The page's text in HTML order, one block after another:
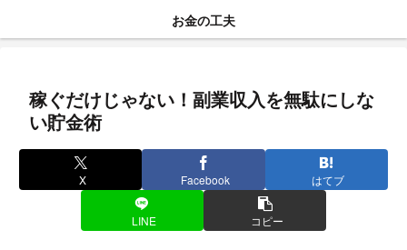
お金の工夫
稼ぐだけじゃない！副業収入を無駄にしな
い貯金術
X Facebook はてブ
LINE コピー